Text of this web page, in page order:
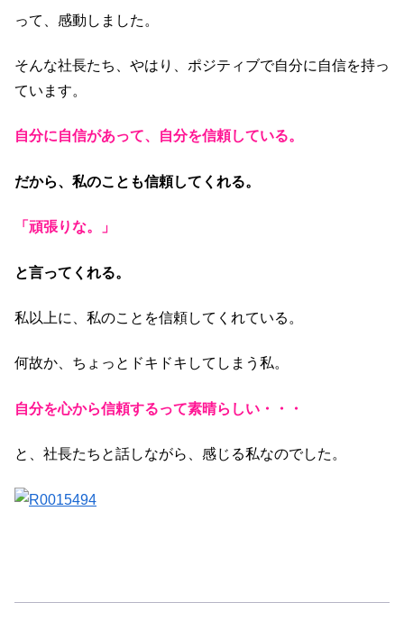
って、感動しました。
そんな社長たち、やはり、ポジティブで自分に自信を持っ
ています。
自分に自信があって、自分を信頼している。
だから、私のことも信頼してくれる。
「頑張りな。」
と言ってくれる。
私以上に、私のことを信頼してくれている。
何故か、ちょっとドキドキしてしまう私。
自分を心から信頼するって素晴らしい・・・
と、社長たちと話しながら、感じる私なのでした。